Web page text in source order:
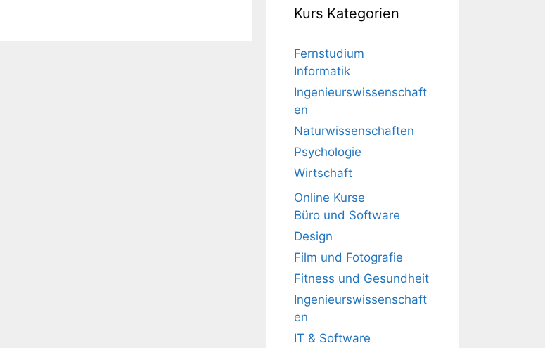
Kurs Kategorien
Fernstudium
Informatik
Ingenieurswissenschaft
en
Naturwissenschaften
Psychologie
Wirtschaft
Online Kurse
Büro und Software
Design
Film und Fotografie
Fitness und Gesundheit
Ingenieurswissenschaft
en
IT & Software